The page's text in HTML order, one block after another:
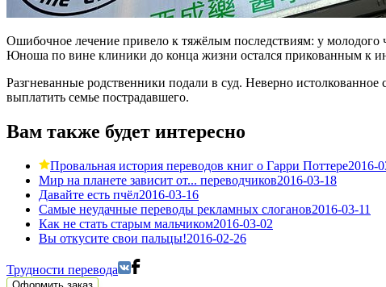
Ошибочное лечение привело к тяжёлым последствиям: у молодого
Юноша по вине клиники до конца жизни остался прикованным к
Разгневанные родственники подали в суд. Неверно
выплатить семье пострадавшего.
Вам также будет интересно
Провальная история переводов книг о Гарри Поттере2016-
Мир на планете зависит от... переводчиков2016-03-18
Давайте есть пчёл2016-03-16
Самые неудачные переводы рекламных слоганов2016-03-11
Как не стать старым мальчиком2016-03-02
Вы откусите свои пальцы!2016-02-26
Трудности перевода